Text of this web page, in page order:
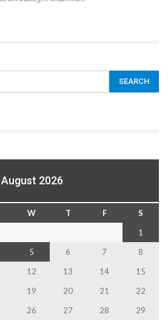
August 2026
W T F
S
1
5 6 7
8
12 13 14
15
19 20 21
22
26 27 28
29